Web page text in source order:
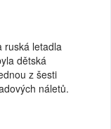
ruská letadla
dětská
z šesti
náletů.